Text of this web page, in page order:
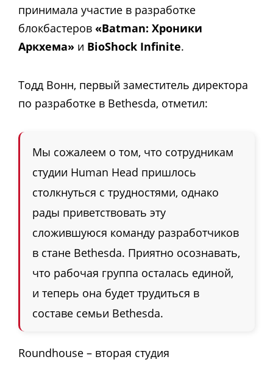
принимала участие в разработке
блокбастеров «Batman: Хроники
Аркхема» и BioShock Infinite.
Тодд Вонн, первый заместитель директора
по разработке в Bethesda, отметил:
Мы сожалеем о том, что сотрудникам
студии Human Head пришлось
столкнуться с трудностями, однако
рады приветствовать эту
сложившуюся команду разработчиков
в стане Bethesda. Приятно осознавать,
что рабочая группа осталась единой,
и теперь она будет трудиться в
составе семьи Bethesda.
Roundhouse – вторая студия